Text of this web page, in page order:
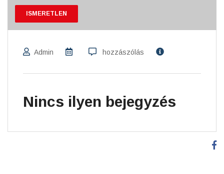
ISMERETLEN
Admin hozzászólás
Nincs ilyen bejegyzés